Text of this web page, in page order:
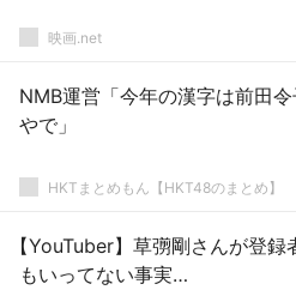
映画.net
NMB運営「今年の漢字は前田令
やで」
HKTまとめもん【HKT48のまとめ】
【YouTuber】草彅剛さんが登録
もいってない事実…